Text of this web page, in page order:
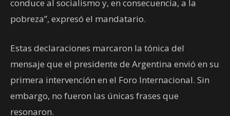
conduce al socialismo y, en consecuencia, a la
pobreza”, expresó el mandatario.
Estas declaraciones marcaron la tónica del
mensaje que el presidente de Argentina envió en su
primera intervención en el Foro Internacional. Sin
embargo, no fueron las únicas frases que
resonaron.